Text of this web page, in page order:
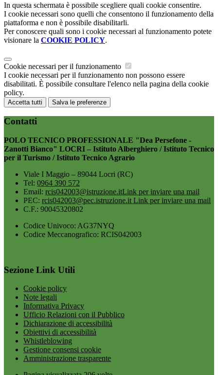
In questa schermata è possibile scegliere quali cookie consentire.
I cookie necessari sono quelli che consentono il funzionamento della
piattaforma e non è possibile disabilitarli.
Per conoscere quali sono i cookie necessari al funzionamento potete
visionare la COOKIE POLICY.
Cookie necessari per il funzionamento
I cookie necessari per il funzionamento non possono essere
disabilitati. È possibile consultare l'elenco nella pagina della cookie
policy.
Accetta tutti Salva le preferenze
Contatti
POLO TECNICO PROFESSIONALE "Dea Persefone -
Zanotti Bianco" LOCRI – Istituto Alberghiero / Istituto Tecnico
per il Turismo / Istituto Tecnico Agrario
Viale I Maggio – 89044 Locri (RC)
Tel: 0964 390 572
Email: rcis042003@istruzione.itLink per inviare una mail
PEC: rcis042003@pec.istruzione.it Link per inviare una mail
C.F.: 90045320802
Codice Univoco: AG37NYQ
Codice Meccanografico: RCIS042003
Sezione Link Utili
Cookie policy
Note legali
Informativa Privacy
Ufficio Relazioni con il Pubblico
Dichiarazione di accessibilità
Obiettivi di accessibilità
Whistleblowing
Gestione consensi cookie
Amministrazione trasparente